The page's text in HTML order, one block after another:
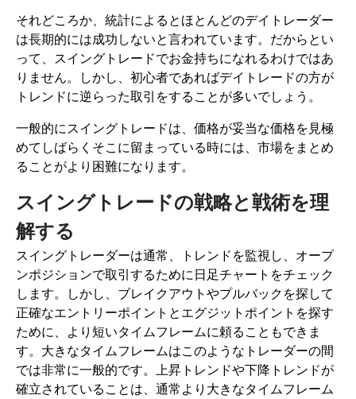
それどころか、統計によるとほとんどのデイトレーダー
は長期的には成功しないと言われています。だからとい
って、スイングトレードでお金持ちになれるわけではあ
りません。しかし、初心者であればデイトレードの方が
トレンドに逆らった取引をすることが多いでしょう。
一般的にスイングトレードは、価格が妥当な価格を見極
めてしばらくそこに留まっている時には、市場をまとめ
ることがより困難になります。
スイングトレードの戦略と戦術を理
解する
スイングトレーダーは通常、トレンドを監視し、オープ
ンポジションで取引するために日足チャートをチェック
します。しかし、ブレイクアウトやプルバックを探して
正確なエントリーポイントとエグジットポイントを探す
ために、より短いタイムフレームに頼ることもできま
す。大きなタイムフレームはこのようなトレーダーの間
では非常に一般的です。上昇トレンドや下降トレンドが
確立されていることは、通常より大きなタイムフレーム